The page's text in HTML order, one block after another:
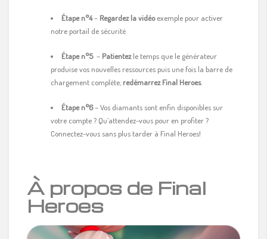
Étape n°4– Regardez la vidéoexemple pour activer
notre portail de sécurité
Étape n°5– Patientezle temps que le générateur
produise vos nouvelles ressources puis une fois la barre de
chargement complète, redémarrez Final Heroes.
Étape n°6– Vos diamants sont enfin disponibles sur
votre compte ? Qu’attendez-vous pour en profiter ?
Connectez-vous sans plus tarder à Final Heroes!
À propos de Final
Heroes